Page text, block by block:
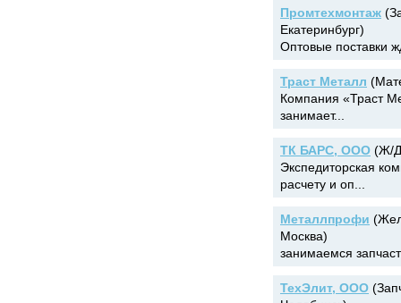
Промтехмонтаж
Екатеринбург)
Оптовые поставки
Траст Металл
Компания «Траст
занимает...
ТК БАРС, ООО (Ж/Д
Экспедиторская
расчету и оп...
Металлпрофи
Москва)
занимаемся
ТехЭлит, ООО